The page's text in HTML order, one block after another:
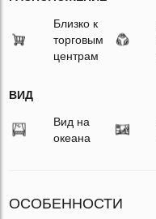
Близко к
торговым
центрам
ВИД
Вид на
океана
ОСОБЕННОСТИ